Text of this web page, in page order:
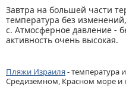
Завтра на большей части
температура без
с. Атмосферное давление -
активность очень высокая.
Пляжи Израиля- температура
Средиземном, Красном море и